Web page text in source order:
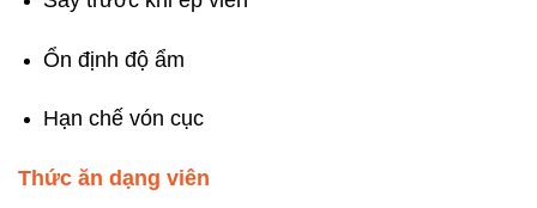
Ổn định độ ẩm
Hạn chế vón cục
Thức ăn dạng viên